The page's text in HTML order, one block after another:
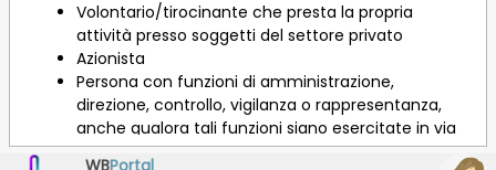
Volontario/tirocinante che presta la propria
attività presso soggetti del settore privato
Azionista
Persona con funzioni di amministrazione,
direzione, controllo, vigilanza o rappresentanza,
anche qualora tali funzioni siano esercitate in via
di mero fatto, presso soggetti del settore privato
WBPortal